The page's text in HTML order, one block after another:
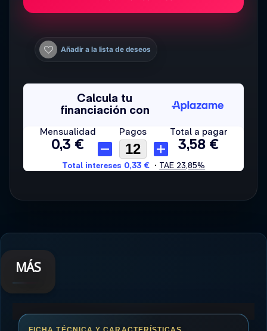
Añadir a la lista de deseos
MÁS